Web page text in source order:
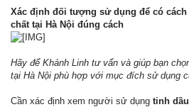
Xác định đối tượng sử dụng để có
chất tại Hà Nội đúng cách
Hãy để Khánh Linh tư vấn và giúp bạn
tại Hà Nội phù hợp với mục đích sử dụng
Cần xác định xem người sử dụng tinh